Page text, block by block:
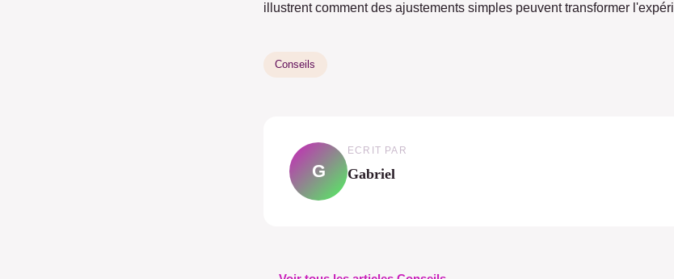
illustrent comment des ajustements simples peuvent transformer
Conseils
G
ECRIT PAR
Gabriel